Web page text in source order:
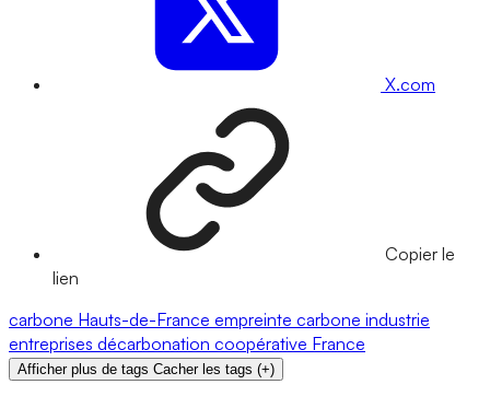
X.com
Copier le
lien
carbone Hauts-de-France empreinte carbone industrie
entreprises décarbonation coopérative France
Afficher plus de tags Cacher les tags (+)